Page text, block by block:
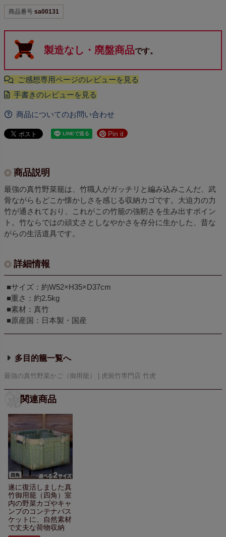
商品番号 sa00131
製造なし・廃盤商品です。
商品についてのお問い合わせ
Pin it
商品説明
最強の真竹野菜籠は、竹職人がガッチリと編み込みこんだ、武
骨ながらもどこか懐かしさを感じる収納カゴです。大迫力の力
竹が通されており、これがこの竹籠の強靭さを生み出すポイン
ト。竹ならではの頑丈さとしなやかさを存分に生かした、昔な
がらの生活道具です。
詳細情報
■サイズ：約W52×H35×D37cm
■重さ：約2.5kg
■素材：真竹
■原産国：日本製・国産
多目的籠
最強の真竹野菜かご（御用籠） | 虎斑竹専門店 竹虎
関連商品
遂に復活しました真
竹御用籠（四角） 室
内の野菜カゴやキャ
ンプのコンテナバス
ケットに、
自然素材
で丈夫な荷物収納